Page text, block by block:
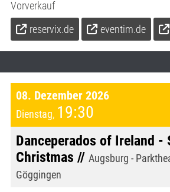
Vorverkauf
reservix.de
eventim.de
08. Dezember 2026
Dienstag, 19:30
Danceperados of Ireland
Christmas // Augsburg -
Göggingen